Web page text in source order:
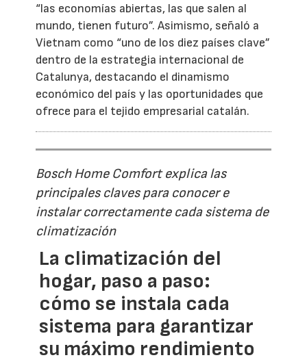
“las economías abiertas, las que salen al
mundo, tienen futuro”. Asimismo, señaló a
Vietnam como “uno de los diez países clave”
dentro de la estrategia internacional de
Catalunya, destacando el dinamismo
económico del país y las oportunidades que
ofrece para el tejido empresarial catalán.
Bosch Home Comfort explica las
principales claves para conocer e
instalar correctamente cada sistema de
climatización
La climatización del
hogar, paso a paso:
cómo se instala cada
sistema para garantizar
su máximo rendimiento